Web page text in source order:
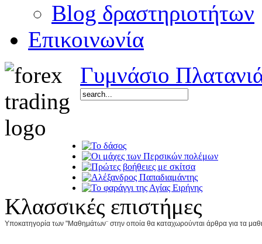
Blog δραστηριοτήτων
Επικοινωνία
Γυμνάσιο
Κλασσικές επιστήμες
Υποκατηγορία των "Μαθημάτων¨ στην οποία θα καταχωρούνται άρθρα για τα